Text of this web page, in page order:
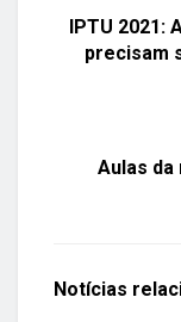
IPTU 2021:
precisam
Aulas da
Notícias